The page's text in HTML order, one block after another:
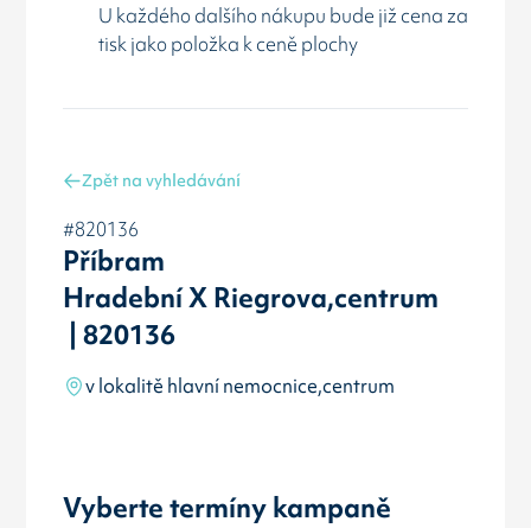
U každého dalšího nákupu bude již cena za
tisk jako položka k ceně plochy
Zpět na vyhledávání
#820136
Příbram
Hradební X Riegrova,centrum
| 820136
v lokalitě hlavní nemocnice,centrum
Vyberte termíny kampaně